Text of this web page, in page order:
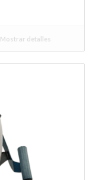
Mostrar detalles